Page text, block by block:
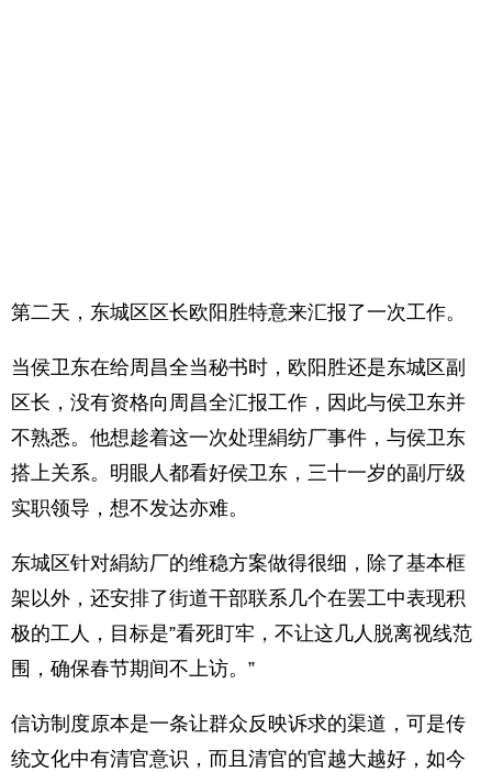
第二天，东城区区长欧阳胜特意来汇报了一次工作。
当侯卫东在给周昌全当秘书时，欧阳胜还是东城区副
区长，没有资格向周昌全汇报工作，因此与侯卫东并
不熟悉。他想趁着这一次处理絹纺厂事件，与侯卫东
搭上关系。明眼人都看好侯卫东，三十一岁的副厅级
实职领导，想不发达亦难。
东城区针对絹紡厂的维稳方案做得很细，除了基本框
架以外，还安排了街道干部联系几个在罢工中表现积
极的工人，目标是”看死盯牢，不让这几人脱离视线范
围，确保春节期间不上访。”
信访制度原本是一条让群众反映诉求的渠道，可是传
统文化中有清官意识，而且清官的官越大越好，如今